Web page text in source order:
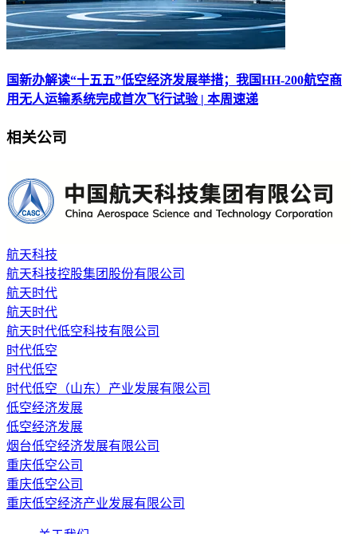
国新办解读“十五五”低空经济发展举措；我国HH-200航空商
用无人运输系统完成首次飞行试验 | 本周速递
相关公司
航天科技
航天科技控股集团股份有限公司
航天时代
航天时代
航天时代低空科技有限公司
时代低空
时代低空
时代低空（山东）产业发展有限公司
低空经济发展
低空经济发展
烟台低空经济发展有限公司
重庆低空公司
重庆低空公司
重庆低空经济产业发展有限公司